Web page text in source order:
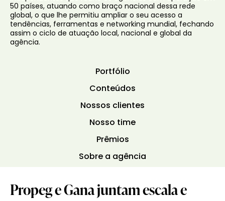
50 países, atuando como braço nacional dessa rede
global, o que lhe permitiu ampliar o seu acesso a
tendências, ferramentas e networking mundial, fechando
assim o ciclo de atuação local, nacional e global da
agência.
Portfólio
Conteúdos
Nossos clientes
Nosso time
Prêmios
Sobre a agência
Propeg e Gana juntam escala e